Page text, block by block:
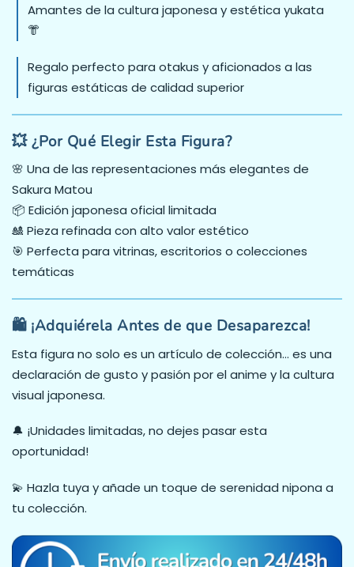
Amantes de la cultura japonesa y estética yukata
👘
Regalo perfecto para otakus y aficionados a las
figuras estáticas de calidad superior
💥 ¿Por Qué Elegir Esta Figura?
🌸 Una de las representaciones más elegantes de
Sakura Matou
📦 Edición japonesa oficial limitada
🎎 Pieza refinada con alto valor estético
🎯 Perfecta para vitrinas, escritorios o colecciones
temáticas
🛍️ ¡Adquiérela Antes de que Desaparezca!
Esta figura no solo es un artículo de colección… es una
declaración de gusto y pasión por el anime y la cultura
visual japonesa.
🔔 ¡Unidades limitadas, no dejes pasar esta
oportunidad!
💫 Hazla tuya y añade un toque de serenidad nipona a
tu colección.